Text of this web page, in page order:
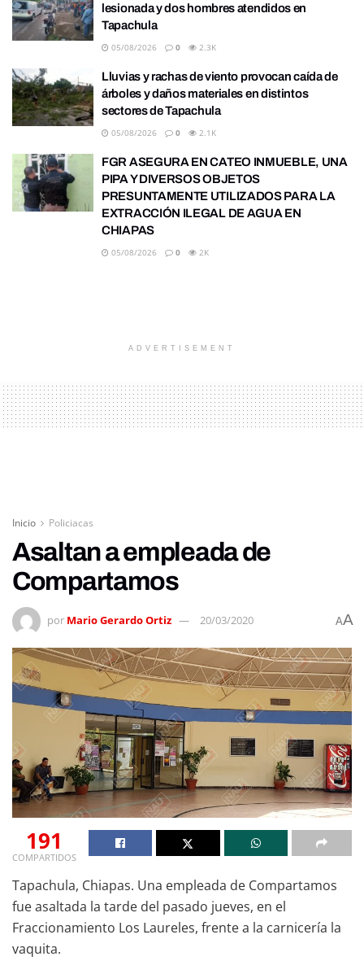
lesionada y dos hombres atendidos en
Tapachula
05/08/2026 0 2.3K
Lluvias y rachas de viento provocan caída de
árboles y daños materiales en distintos
sectores de Tapachula
05/08/2026 0 2.1K
FGR ASEGURA EN CATEO INMUEBLE, UNA
PIPA Y DIVERSOS OBJETOS
PRESUNTAMENTE UTILIZADOS PARA LA
EXTRACCIÓN ILEGAL DE AGUA EN
CHIAPAS
05/08/2026 0 2K
ADVERTISEMENT
Inicio Policiacas
Asaltan a empleada de
Compartamos
por Mario Gerardo Ortiz 20/03/2020 AA
191
COMPARTIDOS
Tapachula, Chiapas. Una empleada de Compartamos
fue asaltada la tarde del pasado jueves, en el
Fraccionamiento Los Laureles, frente a la carnicería la
vaquita.